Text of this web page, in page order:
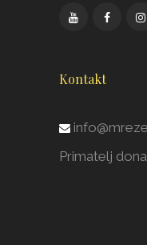
Kontakt
Primatelj